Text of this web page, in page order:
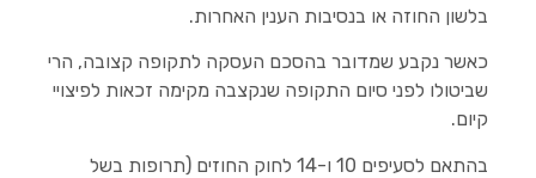
בלשון החוזה או בנסיבות הענין האחרות.
כאשר נקבע שמדובר בהסכם העסקה לתקופה קצובה, הרי
שביטולו לפני סיום התקופה שנקצבה מקימה זכאות לפיצויי
קיום.
בהתאם לסעיפים 10 ו-14 לחוק החוזים (תרופות בשל